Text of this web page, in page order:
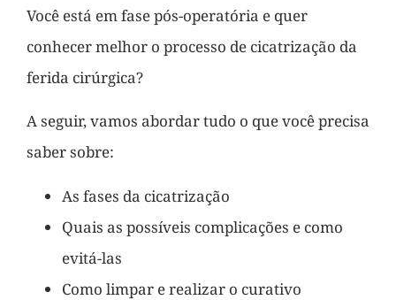
Você está em fase pós-operatória e quer
conhecer melhor o processo de cicatrização da
ferida cirúrgica?
A seguir, vamos abordar tudo o que você precisa
saber sobre:
As fases da cicatrização
Quais as possíveis complicações e como
evitá-las
Como limpar e realizar o curativo